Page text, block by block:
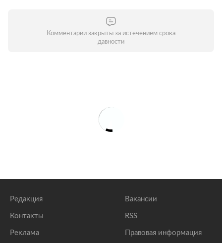
Комментарии закрыты за истечением срока
давности
Редакция
Контакты
Реклама
Вакансии
RSS
Правовая информация